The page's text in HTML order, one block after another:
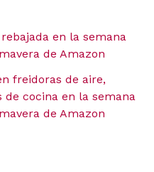
en la semana
de Amazon
freidoras de aire,
cocina en la semana
de Amazon